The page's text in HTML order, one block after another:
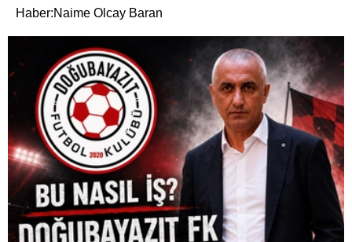
Haber:Naime Olcay Baran